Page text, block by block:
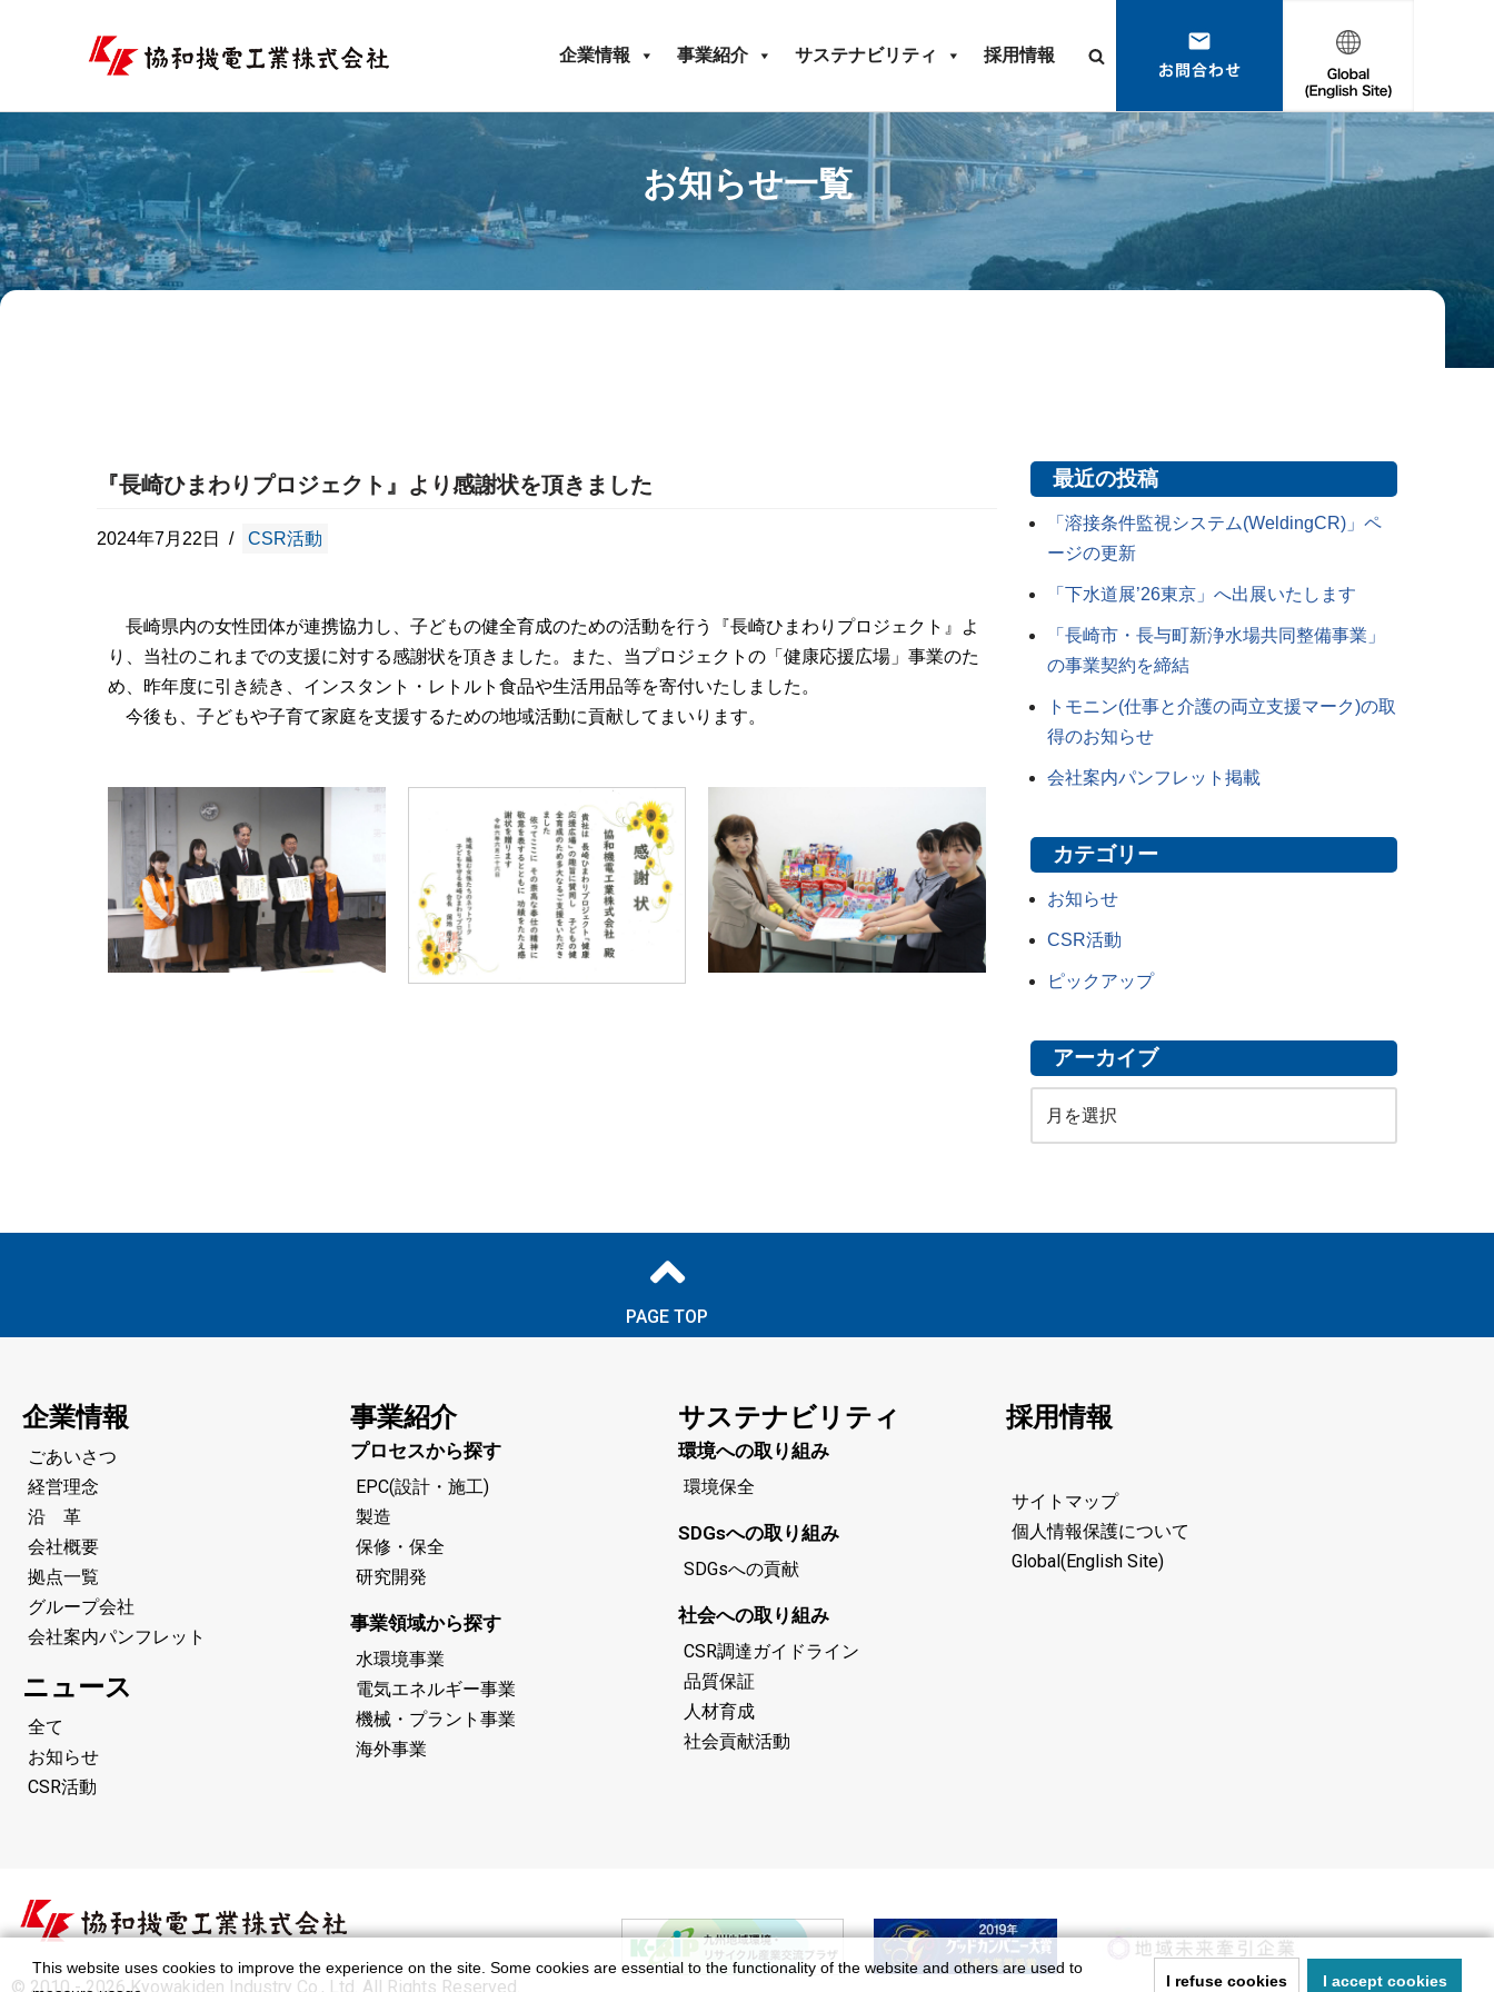
ン
ツ
へ
ス
キ
企業情報 事業紹介 サステナビリティ 採用情報
お知らせ一覧
『長崎ひまわりプロジェクト』より感謝状を頂きました
2024年7月22日 CSR活動
長崎県内の女性団体が連携協力し、子どもの健全育成のための活動を行う『長崎ひまわりプロジェクト』よ
り、当社のこれまでの支援に対する感謝状を頂きました。また、当プロジェクトの「健康応援広場」事業のた
め、昨年度に引き続き、インスタント・レトルト食品や生活用品等を寄付いたしました。
今後も、子どもや子育て家庭を支援するための地域活動に貢献してまいります。
最近の投稿
「溶接条件監視システム(WeldingCR)」ペ
ージの更新
「下水道展’26東京」へ出展いたします
「長崎市・長与町新浄水場共同整備事業」
の事業契約を締結
トモニン(仕事と介護の両立支援マーク)の取
得のお知らせ
会社案内パンフレット掲載
カテゴリー
お知らせ
CSR活動
ピックアップ
アーカイブ
PAGE TOP
企業情報
ごあいさつ
経営理念
沿 革
会社概要
拠点一覧
グループ会社
会社案内パンフレット
ニュース
全て
お知らせ
CSR活動
事業紹介
プロセスから探す
EPC(設計・施工)
製造
保修・保全
研究開発
事業領域から探す
水環境事業
電気エネルギー事業
機械・プラント事業
海外事業
サステナビリティ
環境への取り組み
環境保全
SDGsへの取り組み
SDGsへの貢献
社会への取り組み
CSR調達ガイドライン
品質保証
人材育成
社会貢献活動
採用情報
サイトマップ
個人情報保護について
Global(English Site)
© 2010 - 2026 Kyowakiden Industry Co., Ltd. All Rights Reserved.
This website uses cookies to improve the experience on the site. Some cookies are essential to the functionality of the website and others are used to
I refuse cookies I accept cookies